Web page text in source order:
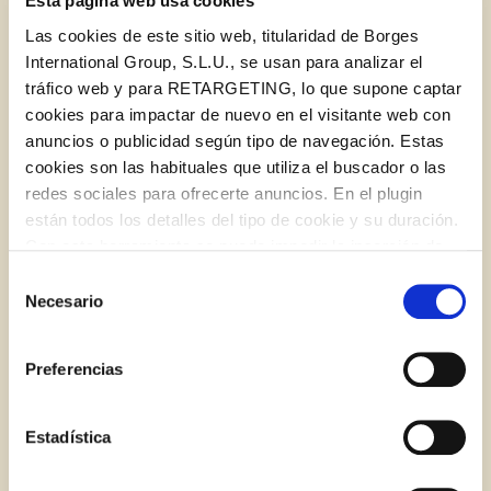
Las cookies de este sitio web, titularidad de Borges
International Group, S.L.U., se usan para analizar el
tráfico web y para RETARGETING, lo que supone captar
cookies para impactar de nuevo en el visitante web con
anuncios o publicidad según tipo de navegación. Estas
cookies son las habituales que utiliza el buscador o las
redes sociales para ofrecerte anuncios. En el plugin
están todos los detalles del tipo de cookie y su duración.
la web aparece cómo evitar las cookies en el navegador.
Si se desea ver otra vez esta notificación navegar en
privado y aparecerá de nuevo. Le informamos que aún
no habiendo aceptado las cookies de analytics, Google
identifican de ninguna forma.
Necesario
Preferencias
Estadística
Conseguir que los niños se coman las verduras
Log in with Google